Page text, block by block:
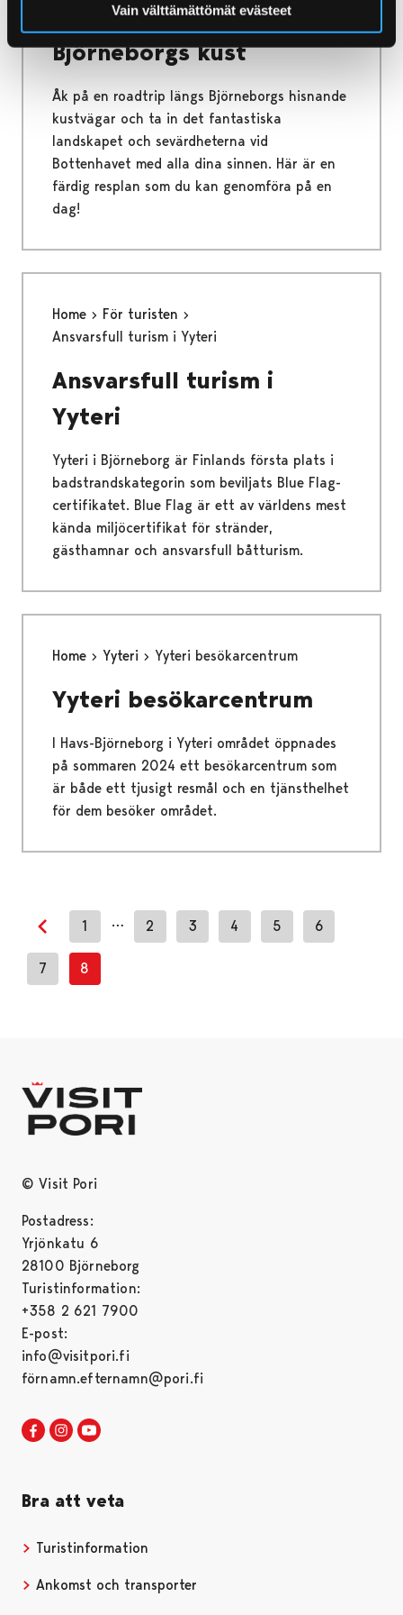
Vain välttämättömät evästeet
Dagsutflykt längs
Björneborgs kust
Åk på en roadtrip längs Björneborgs hisnande
kustvägar och ta in det fantastiska
landskapet och sevärdheterna vid
Bottenhavet med alla dina sinnen. Här är en
färdig resplan som du kan genomföra på en
dag!
Home
För turisten
Ansvarsfull turism i Yyteri
Ansvarsfull turism i
Yyteri
Yyteri i Björneborg är Finlands första plats i
badstrandskategorin som beviljats Blue Flag-
certifikatet. Blue Flag är ett av världens mest
kända miljöcertifikat för stränder,
gästhamnar och ansvarsfull båtturism.
Home Yyteri Yyteri besökarcentrum
Yyteri besökarcentrum
I Havs-Björneborg i Yyteri området öppnades
på sommaren 2024 ett besökarcentrum som
är både ett tjusigt resmål och en tjänsthelhet
för dem besöker området.
Previous page
1 … 2 3 4 5 6
7 8
© Visit Pori
Postadress:
Yrjönkatu 6
28100 Björneborg
Turistinformation:
+358 2 621 7900
E-post:
info@visitpori.fi
förnamn.efternamn@pori.fi
Visit Pori in Facebook
Opens in a new tab
Visit Pori in Instagram
Opens in a new tab
Bra att veta
Turistinformation
Ankomst och transporter